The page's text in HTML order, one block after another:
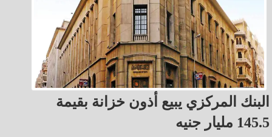
البنك المركزي يبيع أذون خزانة بقيمة
145.5 مليار جنيه